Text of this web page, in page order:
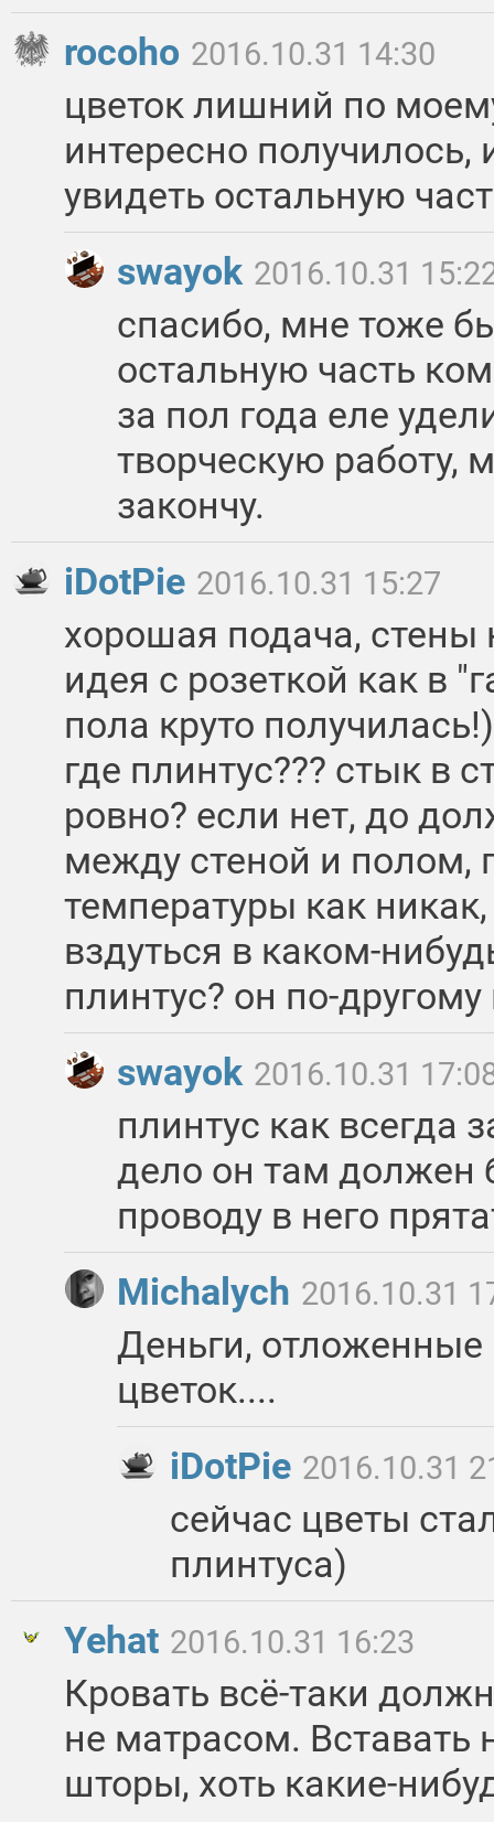
rocoho 2016.10.31 14:30
цветок лишний по
интересно получилось,
увидеть остальную
swayok 2016.10.31
спасибо, мне тоже
остальную часть
за пол года еле
творческую работу,
закончу.
iDotPie 2016.10.31 15:27
хорошая подача, стены
идея с розеткой как в
пола круто
где плинтус??? стык в
ровно? если нет, до
между стеной и полом,
температуры как
вздуться в каком-
плинтус? он по-
swayok 2016.10.31
плинтус как всегда
дело он там должен
проводу в него
Michalych 2016.10.31
Деньги, отложенные
цветок....
iDotPie 2016.10.31
сейчас цветы
плинтуса)
Yehat 2016.10.31 16:23
Кровать всё-таки
не матрасом.
шторы, хоть какие-